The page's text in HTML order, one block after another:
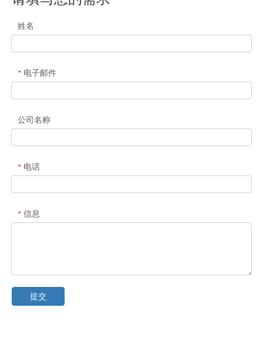
姓名
* 电子邮件
公司名称
* 电话
* 信息
提交